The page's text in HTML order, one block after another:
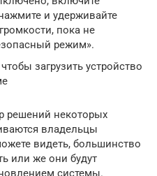
и удерживайте
пока не
режим».
загрузить устройство
решений некоторых
владельцы
видеть, большинство
или же они будут
системы.